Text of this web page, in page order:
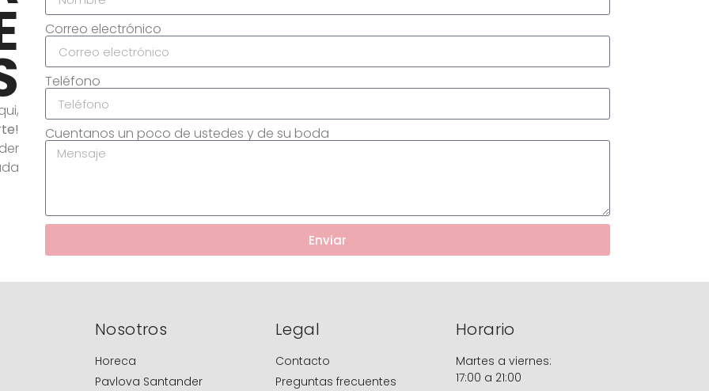
Correo electrónico
Teléfono
Cuentanos un poco de ustedes y de su boda
Enviar
Nosotros
Horeca
Pavlova Santander
Legal
Contacto
Preguntas frecuentes
Horario
Martes a viernes:
17:00 a 21:00